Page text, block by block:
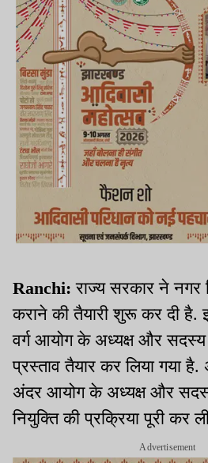
Ranchi: राज्य सरकार ने नगर
कराने की तैयारी शुरू कर दी है.
वर्ग आयोग के अध्यक्ष और सदस्य
प्रस्ताव तैयार कर लिया गया
अंदर आयोग के अध्यक्ष और
नियुक्ति की प्रक्रिया पूरी कर
Advertisement